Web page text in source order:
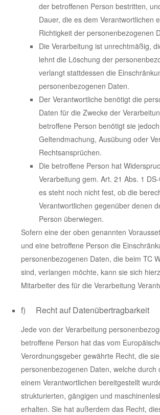
der betroffenen Person bestritten,
Dauer, die es dem Verantwortlichen
Richtigkeit der personenbezogenen
Die Verarbeitung ist unrechtmäßig,
lehnt die Löschung der
verlangt stattdessen die
personenbezogenen Daten.
Der Verantwortliche benötigt die
Daten für die Zwecke der
betroffene Person benötigt sie
Geltendmachung, Ausübung oder
Rechtsansprüchen.
Die betroffene Person hat
Verarbeitung gem. Art. 21 Abs. 1
es steht noch nicht fest, ob die
Verantwortlichen gegenüber denen
Person überwiegen.
Sofern eine der oben genannten
und eine betroffene Person die
personenbezogenen Daten, die beim TC
sind, verlangen möchte, kann sie sich
Mitarbeiter des für die Verarbeitung
f) Recht auf Datenübertragbarkeit
Jede von der Verarbeitung
betroffene Person hat das vom
Verordnungsgeber gewährte Recht, die
personenbezogenen Daten, welche durch
einem Verantwortlichen bereitgestellt
strukturierten, gängigen und
erhalten. Sie hat außerdem das Recht,